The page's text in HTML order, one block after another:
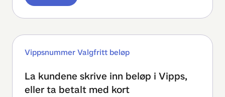
Vippsnummer Valgfritt beløp
La kundene skrive inn beløp i Vipps,
eller ta betalt med kort